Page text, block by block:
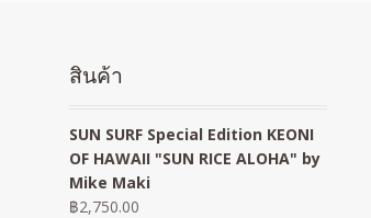
สินค้า
SUN SURF Special Edition KEONI
OF HAWAII "SUN RICE ALOHA" by
Mike Maki
฿2,750.00